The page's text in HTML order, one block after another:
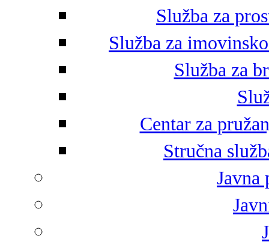
Služba za
Služba za
Služba za
Centar za
Stručna
Javna